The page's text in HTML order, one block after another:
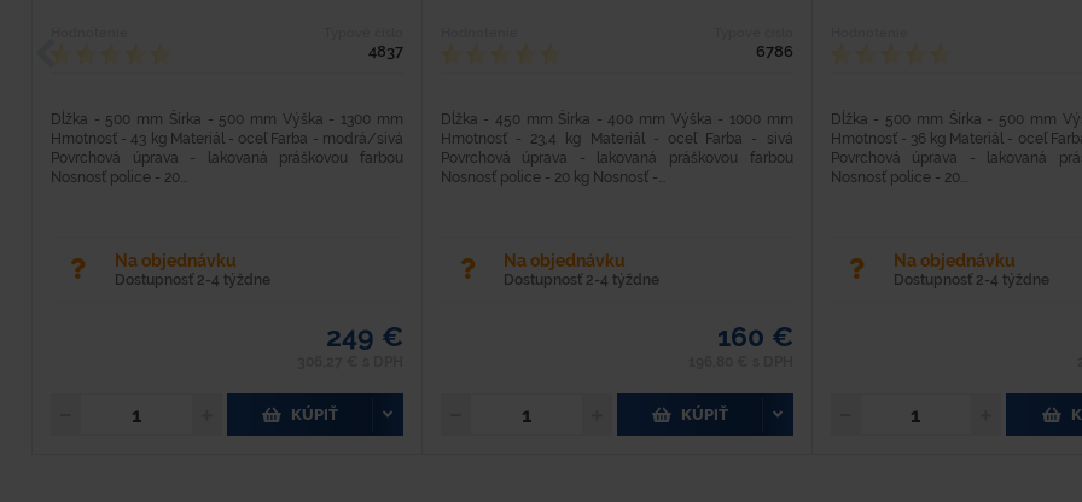
4837
Dĺžka - 500 mm Šírka - 500 mm Výška - 1300 mm
Hmotnosť - 43 kg Materiál - oceľ Farba - modrá/sivá
Povrchová úprava - lakovaná práškovou farbou
Nosnosť police - 20...
Na objednávku
Dostupnosť 2-4 týždne
249 €
KÚPIŤ
6786
Dĺžka - 450 mm Šírka - 400 mm Výška - 1000 mm
Hmotnosť - 23,4 kg Materiál - oceľ Farba - sivá
Povrchová úprava - lakovaná práškovou farbou
Nosnosť police - 20 kg Nosnosť -...
Na objednávku
Dostupnosť 2-4 týždne
160 €
KÚPIŤ
Dĺžka - 500 mm Šírka - 500 mm
Hmotnosť - 36 kg Materiál - oceľ
Povrchová úprava - lakovaná
Nosnosť police - 20...
Na objednávku
Dostupnosť 2-4 týždne